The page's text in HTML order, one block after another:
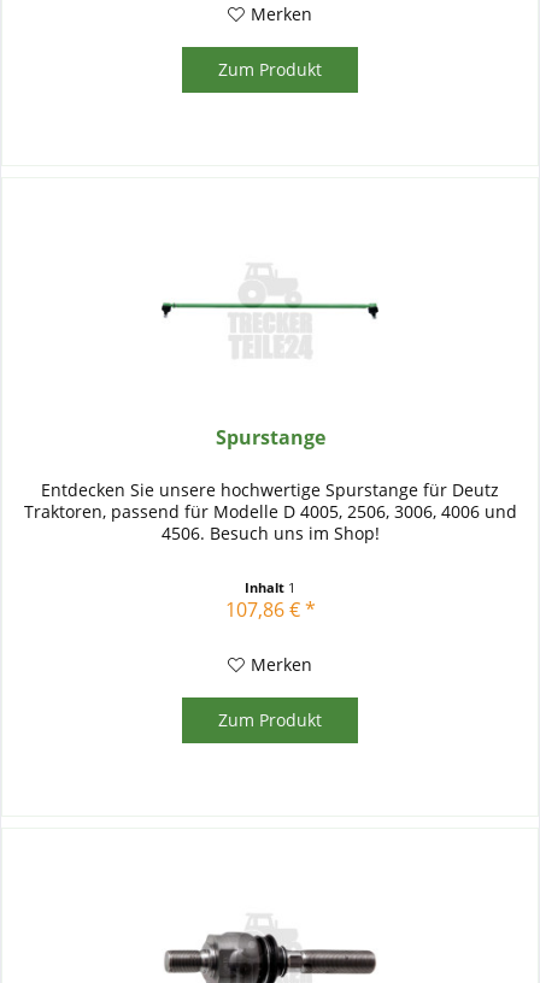
Merken
Zum Produkt
Spurstange
Entdecken Sie unsere hochwertige Spurstange für Deutz
Traktoren, passend für Modelle D 4005, 2506, 3006, 4006 und
4506. Besuch uns im Shop!
Inhalt 1
107,86 € *
Merken
Zum Produkt